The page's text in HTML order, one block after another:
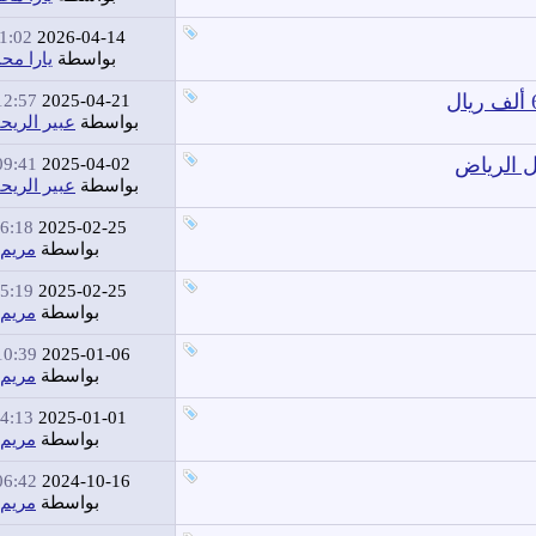
2026-04-14
PM
بواسطة يارا
2025-04-21
AM
بواسطة عبير
الرياض 2025-04-02
AM
بواسطة عبير
2025-02-25
PM
بواسطة
2025-02-25
PM
بواسطة
2025-01-06
AM
بواسطة
2025-01-01
PM
بواسطة
2024-10-16
AM
بواسطة